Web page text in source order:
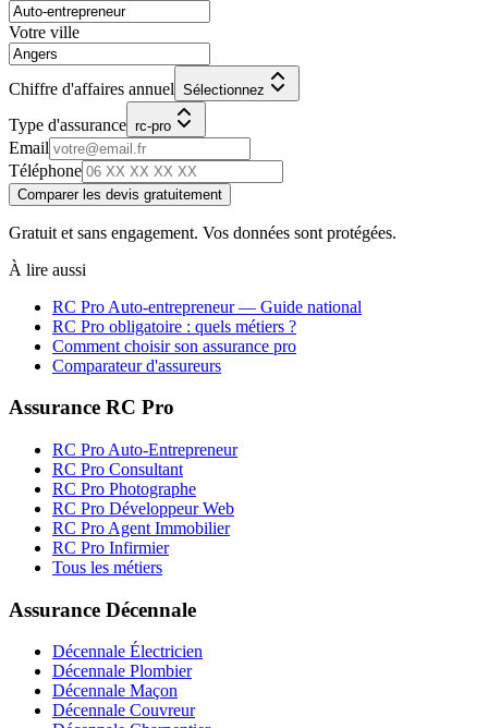
Votre ville
Chiffre d'affaires annuel Sélectionnez
Type d'assurance rc-pro
Email
Téléphone
Comparer les devis gratuitement
Gratuit et sans engagement. Vos données sont protégées.
À lire aussi
RC Pro Auto-entrepreneur— Guide national
RC Pro obligatoire : quels métiers ?
Comment choisir son assurance pro
Comparateur d'assureurs
Assurance RC Pro
RC Pro Auto-Entrepreneur
RC Pro Consultant
RC Pro Photographe
RC Pro Développeur Web
RC Pro Agent Immobilier
RC Pro Infirmier
Tous les métiers
Assurance Décennale
Décennale Électricien
Décennale Plombier
Décennale Maçon
Décennale Couvreur